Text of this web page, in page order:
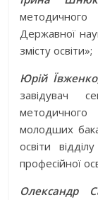
методичного
Державної
змісту освіти»;
Юрій
завідувач
методичного
молодших
освіти
професійної
Олександр